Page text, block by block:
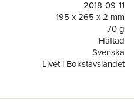
Åk 2. Stödlinjer gör det
ger
och övar den fonologiska
och grafemkopplingar stärks.
fingersättning på
och skriva på dator.
2018-09-11
195 x 265 x 2 mm
70 g
Häftad
Svenska
Livet i Bokstavslandet
Liber